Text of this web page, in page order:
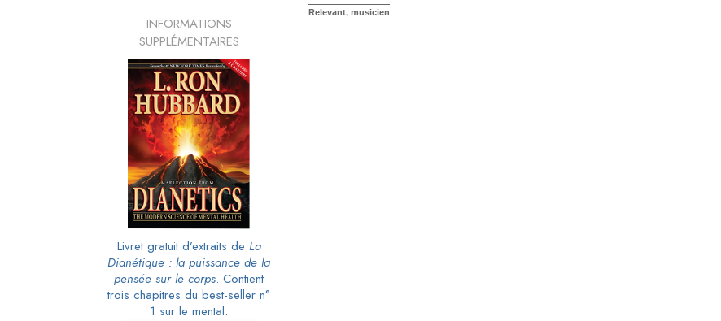
Relevant, musicien
INFORMATIONS
SUPPLÉMENTAIRES
Livret gratuit d’extraits de La
Dianétique : la puissance de la
pensée sur le corps. Contient
trois chapitres du best-seller n°
1 sur le mental.